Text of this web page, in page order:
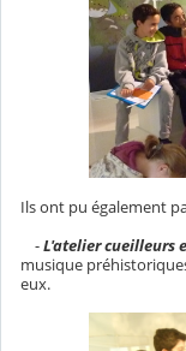
Ils ont pu également
-L'atelier cueilleurs
musique
eux.